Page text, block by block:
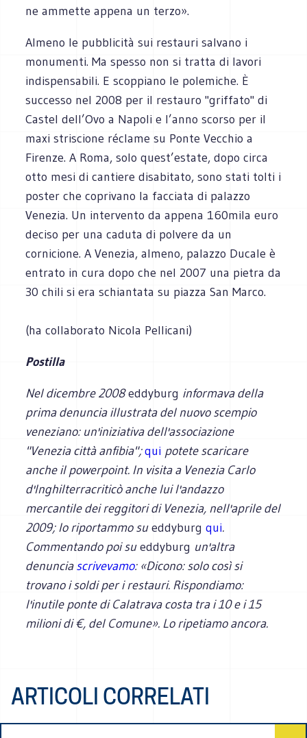
ne ammette appena un terzo».
Almeno le pubblicità sui restauri salvano i
monumenti. Ma spesso non si tratta di lavori
indispensabili. E scoppiano le polemiche. È
successo nel 2008 per il restauro "griffato" di
Castel dell’Ovo a Napoli e l’anno scorso per il
maxi striscione réclame su Ponte Vecchio a
Firenze. A Roma, solo quest’estate, dopo circa
otto mesi di cantiere disabitato, sono stati tolti i
poster che coprivano la facciata di palazzo
Venezia. Un intervento da appena 160mila euro
deciso per una caduta di polvere da un
cornicione. A Venezia, almeno, palazzo Ducale è
entrato in cura dopo che nel 2007 una pietra da
30 chili si era schiantata su piazza San Marco.
(ha collaborato Nicola Pellicani)
Postilla
Nel dicembre 2008eddyburg informava della
prima denuncia illustrata del nuovo scempio
veneziano: un'iniziativa dell'associazione
"Venezia città anfibia";qui potete scaricare
anche il powerpoint. In visita a Venezia Carlo
d'Inghilterracriticò anche lui l'andazzo
mercantile dei reggitori di Venezia, nell'aprile del
2009; lo riportammo sueddyburgqui.
Commentando poi sueddyburg un'altra
denunciascrivevamo: «Dicono: solo così si
trovano i soldi per i restauri. Rispondiamo:
l'inutile ponte di Calatrava costa tra i 10 e i 15
milioni di €, del Comune». Lo ripetiamo ancora.
ARTICOLI CORRELATI